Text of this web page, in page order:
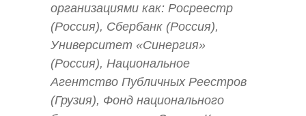
организациями как: Росреестр
(Россия), Сбербанк (Россия),
Университет «Синергия»
(Россия), Национальное
Агентство Публичных Реестров
(Грузия), Фонд национального